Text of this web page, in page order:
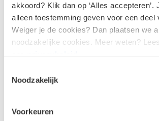
akkoord? Klik dan op ‘Alles accepteren’.
alleen toestemming geven voor een deel
Weiger je de cookies? Dan plaatsen we
noodzakelijke cookies. Meer weten? Lees
Noodzakelijk
Voorkeuren
Straatstenen en
Bouwcenter Budel
Vind jouw Bouwcenter Budel vestiging